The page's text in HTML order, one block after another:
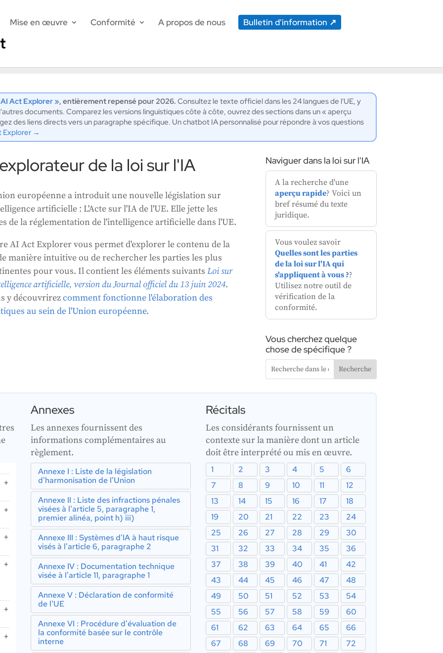
Mise en œuvre Conformité A propos de nous Bulletin d'information
de l'IA de l'UE
Act Explorer », entièrement repensé pour 2026. Consultez le texte officiel dans les 24 langues de l'UE, y
documents. Comparez les versions linguistiques côte à côte, ouvrez des sections dans un « aperçu
des liens directs vers un paragraphe spécifique. Un chatbot IA personnalisé pour répondre à vos questions
Explorer →
de la loi sur l'IA
européenne a introduit une nouvelle législation sur
artificielle : L'Acte sur l'IA de l'UE. Elle jette les
de la réglementation de l'intelligence artificielle dans l'UE.
AI Act Explorer vous permet d'explorer le contenu de la
manière intuitive ou de rechercher les parties les plus
pour vous. Il contient les éléments suivants Loi sur
artificielle, version du Journal officiel du13 juin 2024.
y découvrirezcommentfonctionne l'élaboration des
au sein de l'Union européenne.
Naviguer dans la loi sur l'IA
A la recherche d'une
aperçu rapide? Voici un
bref résumé du texte
juridique.
Vous voulez savoir
Quelles sont les parties
de la loi sur l'IA qui
s'appliquent à vous ??
Utilisez notre outil de
vérification de la
conformité.
Vous cherchez quelque
chose de spécifique ?
Annexes
Les annexes fournissent des
informations complémentaires au
règlement.
Annexe I : Liste de la législation
d'harmonisation de l'Union
Annexe II : Liste des infractions pénales
visées à l'article 5, paragraphe 1,
premier alinéa, point h) iii)
Annexe III : Systèmes d'IA à haut risque
visés à l'article 6, paragraphe 2
Annexe IV : Documentation technique
visée à l'article 11, paragraphe 1
Annexe V : Déclaration de conformité
de l'UE
Annexe VI : Procédure d'évaluation de
la conformité basée sur le contrôle
interne
Récitals
Les considérants fournissent un
contexte sur la manière dont un article
doit être interprété ou mis en œuvre.
1 2 3 4 5
6
7
8 9 10 11
12
13
14 15 16 17
18
19
20 21 22 23
24
25
26 27 28 29
30
31
32 33 34 35
36
37
38 39 40 41
42
43
44 45 46 47
48
49
50 51 52 53
54
55
56 57 58 59
60
61
62 63 64 65
66
67
68 69 70 71
72